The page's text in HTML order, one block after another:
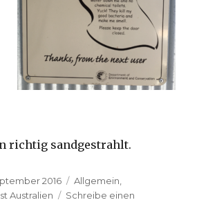
richtig sandgestrahlt.
2016 Kategorien
Allgemein
Australien
Schreibe einen